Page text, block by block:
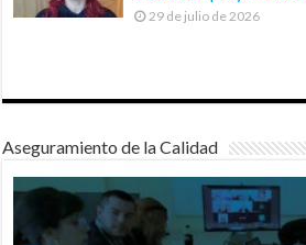
29 de julio de 2026
Aseguramiento de la Calidad